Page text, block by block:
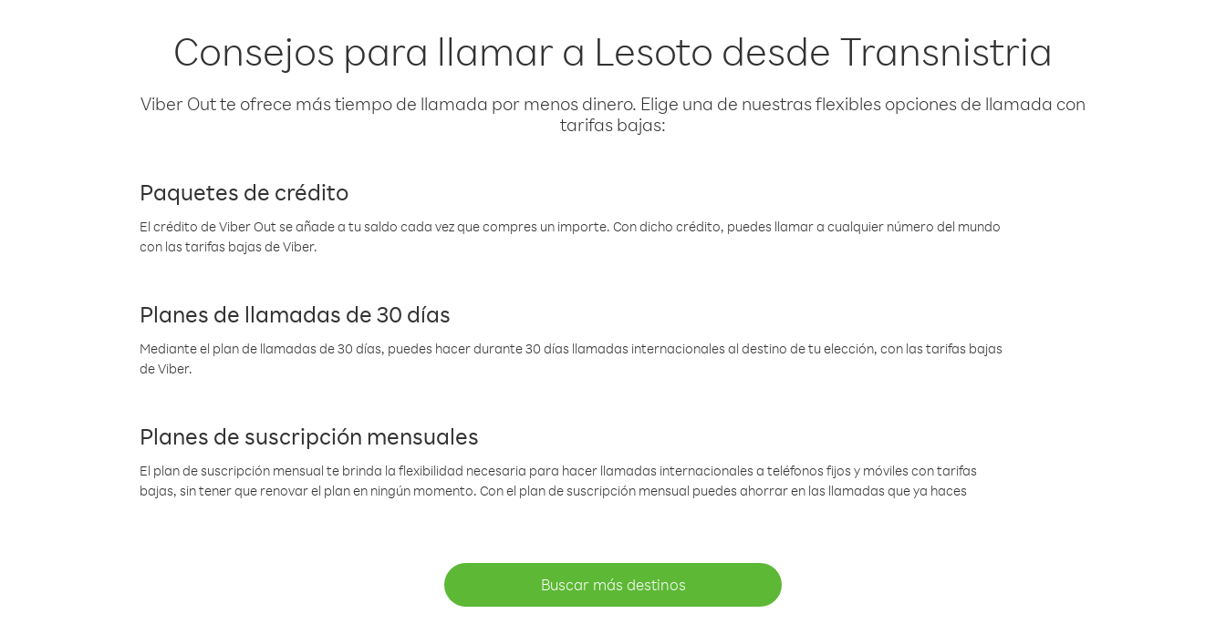
Consejos para llamar a Lesoto desde Transnistria
Viber Out te ofrece más tiempo de llamada por menos dinero. Elige una de nuestras flexibles opciones de llamada con
tarifas bajas:
Paquetes de crédito
El crédito de Viber Out se añade a tu saldo cada vez que compres un importe. Con dicho crédito, puedes llamar a cualquier número del mundo
con las tarifas bajas de Viber.
Planes de llamadas de 30 días
Mediante el plan de llamadas de 30 días, puedes hacer durante 30 días llamadas internacionales al destino de tu elección, con las tarifas bajas
de Viber.
Planes de suscripción mensuales
El plan de suscripción mensual te brinda la flexibilidad necesaria para hacer llamadas internacionales a teléfonos fijos y móviles con tarifas
bajas, sin tener que renovar el plan en ningún momento. Con el plan de suscripción mensual puedes ahorrar en las llamadas que ya haces
Buscar más destinos